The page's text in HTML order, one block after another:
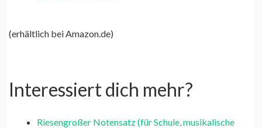
(erhältlich bei Amazon.de)
Interessiert dich mehr?
Riesengroßer Notensatz (für Schule, musikalische